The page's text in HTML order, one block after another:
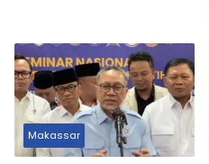
Makassar